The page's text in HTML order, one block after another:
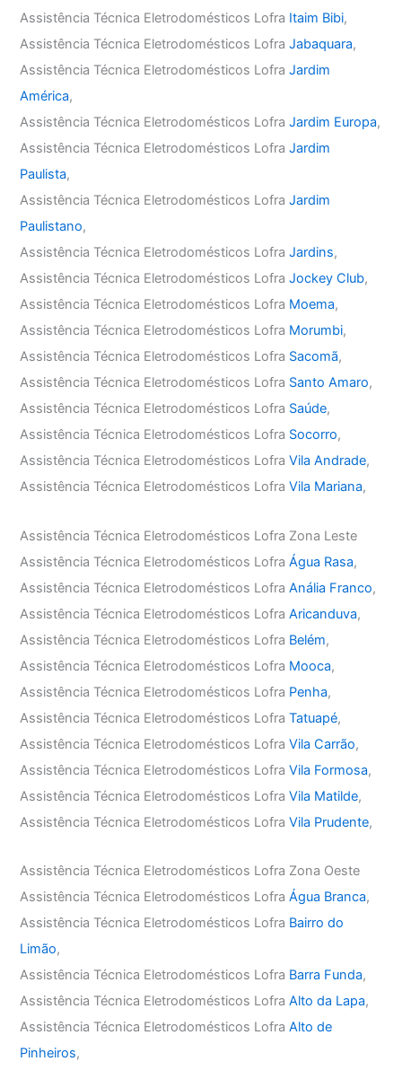
Assistência Técnica Eletrodomésticos Lofra Itaim Bibi,
Assistência Técnica Eletrodomésticos LofraJabaquara,
Assistência Técnica Eletrodomésticos LofraJardim
América,
Assistência Técnica Eletrodomésticos LofraJardim Europa,
Assistência Técnica Eletrodomésticos LofraJardim
Paulista,
Assistência Técnica Eletrodomésticos LofraJardim
Paulistano,
Assistência Técnica Eletrodomésticos LofraJardins,
Assistência Técnica Eletrodomésticos LofraJockey Club,
Assistência Técnica Eletrodomésticos Lofra Moema,
Assistência Técnica Eletrodomésticos Lofra Morumbi,
Assistência Técnica Eletrodomésticos Lofra Sacomã,
Assistência Técnica Eletrodomésticos Lofra Santo Amaro,
Assistência Técnica Eletrodomésticos Lofra Saúde,
Assistência Técnica Eletrodomésticos Lofra Socorro,
Assistência Técnica Eletrodomésticos LofraVila Andrade,
Assistência Técnica Eletrodomésticos LofraVila Mariana,
Assistência Técnica Eletrodomésticos Lofra Zona Leste
Assistência Técnica Eletrodomésticos LofraÁgua Rasa,
Assistência Técnica Eletrodomésticos LofraAnália Franco,
Assistência Técnica Eletrodomésticos LofraAricanduva,
Assistência Técnica Eletrodomésticos Lofra Belém,
Assistência Técnica Eletrodomésticos Lofra Mooca,
Assistência Técnica Eletrodomésticos Lofra Penha,
Assistência Técnica Eletrodomésticos LofraTatuapé,
Assistência Técnica Eletrodomésticos LofraVila Carrão,
Assistência Técnica Eletrodomésticos LofraVila Formosa,
Assistência Técnica Eletrodomésticos LofraVila Matilde,
Assistência Técnica Eletrodomésticos LofraVila Prudente,
Assistência Técnica Eletrodomésticos Lofra Zona Oeste
Assistência Técnica Eletrodomésticos LofraÁgua Branca,
Assistência Técnica Eletrodomésticos Lofra Bairro do
Limão,
Assistência Técnica Eletrodomésticos Lofra Barra Funda,
Assistência Técnica Eletrodomésticos LofraAlto da Lapa,
Assistência Técnica Eletrodomésticos LofraAlto de
Pinheiros,